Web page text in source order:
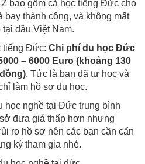
bao gồm cả học tiếng Đức cho
thành công, và không mất
đầu Việt Nam.
tiếng Đức: Chi phí du học Đức
– 6000 Euro (khoảng 130
. Tức là bạn đã tự học và
làm hồ sơ du học.
học nghề tại Đức trung bình
đưa giá thấp hơn nhưng
ro hồ sơ nên các bạn cần cẩn
ký tham gia nhé.